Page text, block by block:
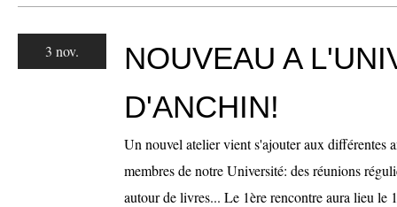
3 nov.
NOUVEAU A
D'ANCHIN!
Un nouvel atelier vient s'ajouter aux différentes
membres de notre Université: des réunions
autour de livres... Le 1ère rencontre aura lieu le